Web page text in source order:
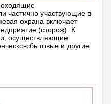
частично участвующие в
охрана включает
(сторож). К
осуществляющие
сбытовые и другие